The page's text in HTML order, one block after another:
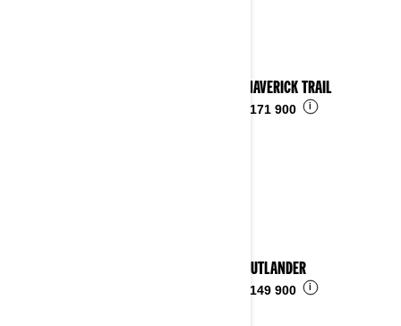
2023 MAVERICK TRAIL
kr 171 900 i
2023 OUTLANDER
kr 149 900 i